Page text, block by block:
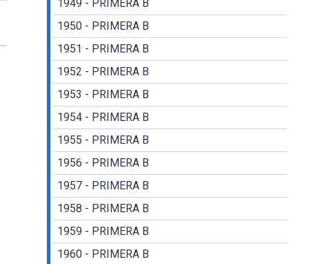
1949 - PRIMERA B
1950 - PRIMERA B
1951 - PRIMERA B
1952 - PRIMERA B
1953 - PRIMERA B
1954 - PRIMERA B
1955 - PRIMERA B
1956 - PRIMERA B
1957 - PRIMERA B
1958 - PRIMERA B
1959 - PRIMERA B
1960 - PRIMERA B